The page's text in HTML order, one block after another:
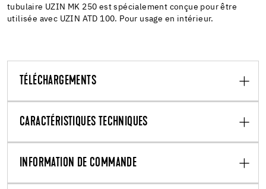
tubulaire UZIN MK 250 est spécialement conçue pour être
utilisée avec UZIN ATD 100. Pour usage en intérieur.
TÉLÉCHARGEMENTS
CARACTÉRISTIQUES TECHNIQUES
INFORMATION DE COMMANDE